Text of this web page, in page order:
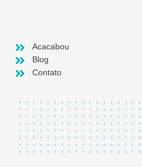
Acacabou
Blog
Contato